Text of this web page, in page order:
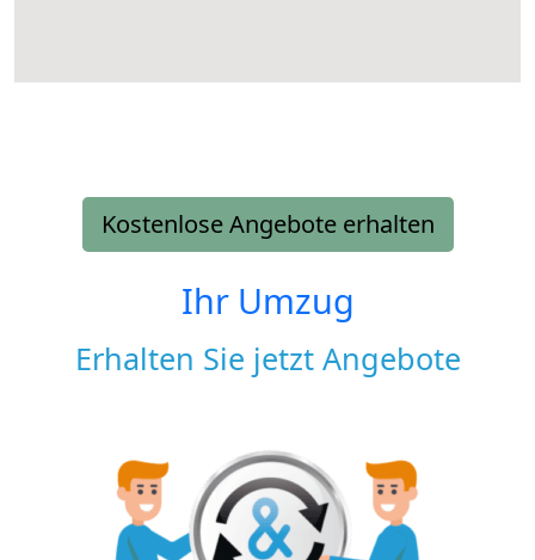
Kostenlose Angebote erhalten
Ihr Umzug
Erhalten Sie jetzt Angebote